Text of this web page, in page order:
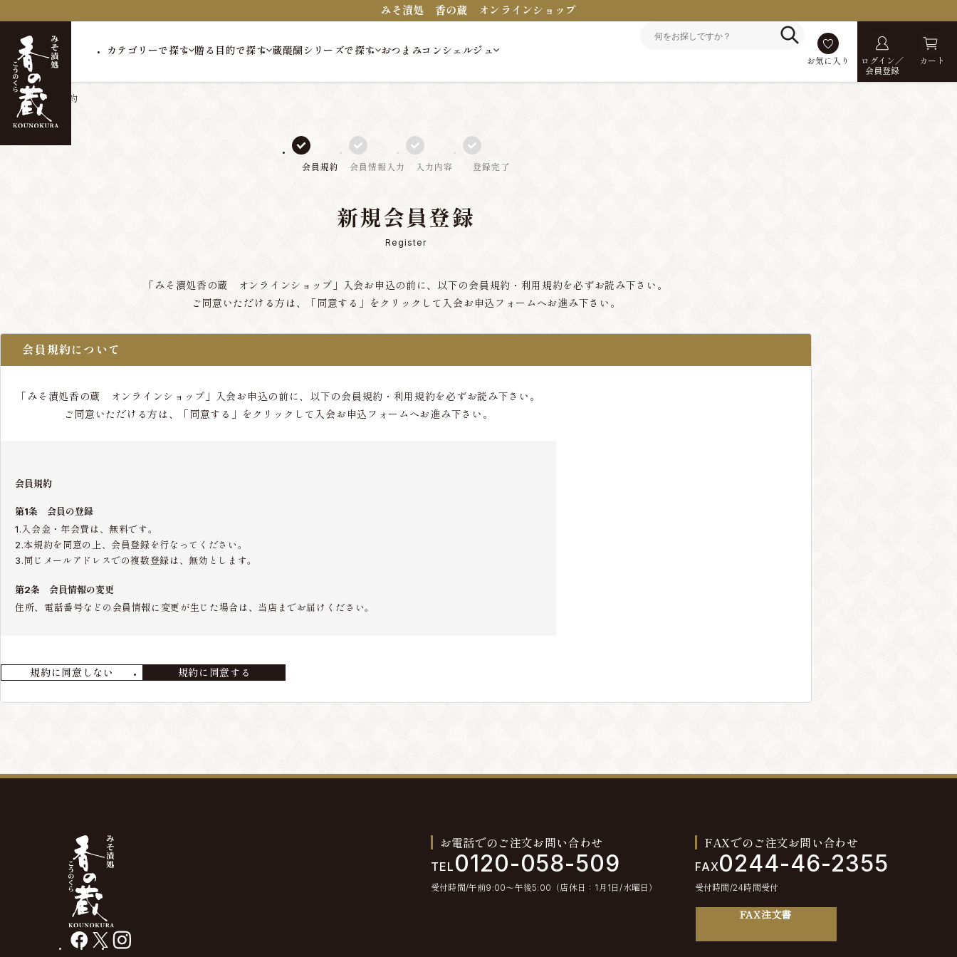
みそ漬処 香の蔵 オンラインショップ
カテゴリーで探す 贈る目的で探す 蔵醍醐シリーズで探す おつまみコンシェルジュ
お気に入り
ログイン／
会員登録
カート
トップ 会員規約
会員規約 会員情報入力 入力内容 登録完了
新規会員登録
Register
「みそ漬処香の蔵 オンラインショップ」入会お申込の前に、以下の会員規約・利用規約を必ずお読み下さい。
ご同意いただける方は、「同意する」をクリックして入会お申込フォームへお進み下さい。
会員規約について
「みそ漬処香の蔵 オンラインショップ」入会お申込の前に、以下の会員規約・利用規約を必ずお読み下さい。
ご同意いただける方は、「同意する」をクリックして入会お申込フォームへお進み下さい。
会員規約
第1条 会員の登録
1.入会金・年会費は、無料です。
2.本規約を同意の上、会員登録を行なってください。
3.同じメールアドレスでの複数登録は、無効とします。
第2条 会員情報の変更
住所、電話番号などの会員情報に変更が生じた場合は、当店までお届けください。
第4条 本サービスの変更・廃止
当店の判断により、本サービスを変更・廃止をすることが出来るものとします。
規約に同意しない 規約に同意する
facebook
X instagram
お電話でのご注文お問い合わせ
TEL 0120-058-509
受付時間/午前9:00〜午後5:00（店休日：1月1日/水曜日）
FAXでのご注文お問い合わせ
FAX0244-46-2355
受付時間/24時間受付
FAX注文書